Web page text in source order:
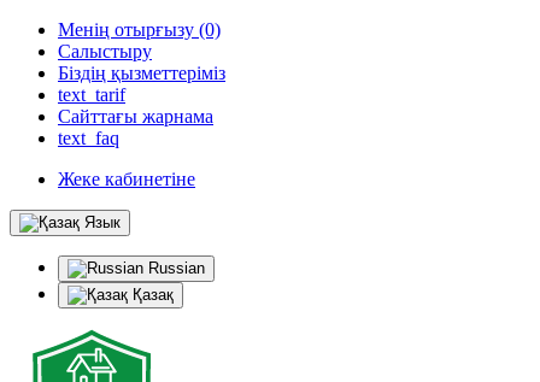
Менің отырғызу (0)
Салыстыру
Біздің қызметтеріміз
text_tarif
Сайттағы жарнама
text_faq
Жеке кабинетіне
Язык
Russian
Қазақ